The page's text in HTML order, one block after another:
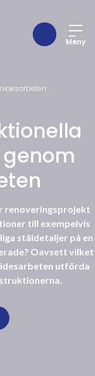
Meny
renoveringsprojekt
till exempelvis
ståldetaljer på en
Oavsett vilket
utförda